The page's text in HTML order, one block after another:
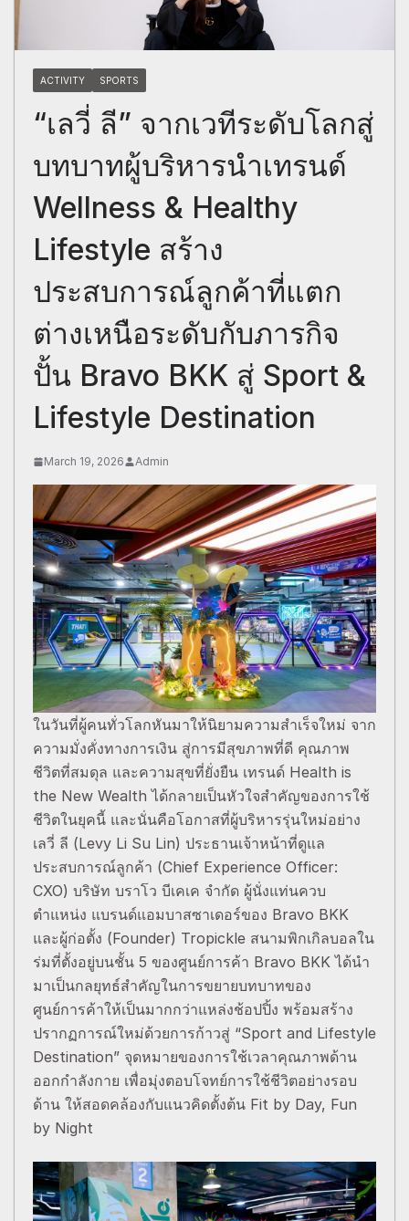
ACTIVITY SPORTS
“เลวี่ ลี” จากเวทีระดับโลกสู่
บทบาทผู้บริหารนำเทรนด์
Wellness & Healthy
Lifestyle สร้าง
ประสบการณ์ลูกค้าที่แตก
ต่างเหนือระดับกับภารกิจ
ปั้น Bravo BKK สู่ Sport &
Lifestyle Destination
March 19, 2026 Admin
ในวันที่ผู้คนทั่วโลกหันมาให้นิยามความสำเร็จใหม่ จาก
ความมั่งคั่งทางการเงิน สู่การมีสุขภาพที่ดี คุณภาพ
ชีวิตที่สมดุล และความสุขที่ยั่งยืน เทรนด์ Health is
the New Wealth ได้กลายเป็นหัวใจสำคัญของการใช้
ชีวิตในยุคนี้ และนั่นคือโอกาสที่ผู้บริหารรุ่นใหม่อย่าง
เลวี่ ลี (Levy Li Su Lin) ประธานเจ้าหน้าที่ดูแล
ประสบการณ์ลูกค้า (Chief Experience Officer:
CXO) บริษัท บราโว บีเคเค จำกัด ผู้นั่งแท่นควบ
ตำแหน่ง แบรนด์แอมบาสซาเดอร์ของ Bravo BKK
และผู้ก่อตั้ง (Founder) Tropickle สนามพิกเกิลบอลใน
ร่มที่ตั้งอยู่บนชั้น 5 ของศูนย์การค้า Bravo BKK ได้นำ
มาเป็นกลยุทธ์สำคัญในการขยายบทบาทของ
ศูนย์การค้าให้เป็นมากกว่าแหล่งช้อปปิ้ง พร้อมสร้าง
ปรากฏการณ์ใหม่ด้วยการก้าวสู่ “Sport and Lifestyle
Destination” จุดหมายของการใช้เวลาคุณภาพด้าน
ออกกำลังกาย เพื่อมุ่งตอบโจทย์การใช้ชีวิตอย่างรอบ
ด้าน ให้สอดคล้องกับแนวคิดตั้งต้น Fit by Day, Fun
by Night